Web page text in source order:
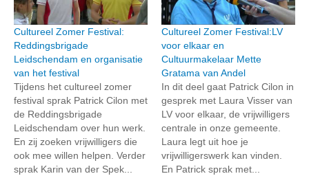
Cultureel Zomer Festival:
Reddingsbrigade
Leidschendam en organisatie
van het festival
Tijdens het cultureel zomer
festival sprak Patrick Cilon met
de Reddingsbrigade
Leidschendam over hun werk.
En zij zoeken vrijwilligers die
ook mee willen helpen. Verder
sprak Karin van der Spek...
Cultureel Zomer Festival:LV
voor elkaar en
Cultuurmakelaar Mette
Gratama van Andel
In dit deel gaat Patrick Cilon in
gesprek met Laura Visser van
LV voor elkaar, de vrijwilligers
centrale in onze gemeente.
Laura legt uit hoe je
vrijwilligerswerk kan vinden.
En Patrick sprak met...